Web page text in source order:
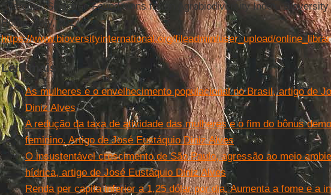
Systems: Scienti¬c Foundations for an Agrobiodiversity Index. Bioversity
Rome, Italy, 2017
https://www.bioversityinternational.org/fileadmin/user_upload/
Leia mais
As mulheres e o envelhecimento populacional no Brasil, artigo de
Diniz Alves
A redução da taxa de atividade das mulheres e o fim do bônus
feminino. Artigo de José Eustáquio Diniz Alves
O insustentável crescimento de São Paulo, agressão ao meio
hídrica, artigo de José Eustáquio Diniz Alves
Renda per capita inferior a 1,25 dólar por dia. Aumenta a fome e a